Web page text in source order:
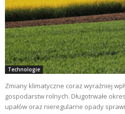
Technologie
Zmiany klimatyczne coraz wyraźniej
gospodarstw rolnych. Długotrwałe
upałów oraz nieregularne opady